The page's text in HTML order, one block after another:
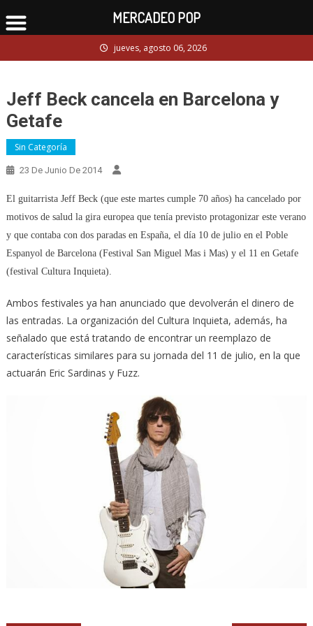
to
jueves, agosto 06, 2026
Jeff Beck cancela en Barcelona y
Getafe
Sin Categoría
23 De Junio De 2014
El guitarrista Jeff Beck (que este martes cumple 70 años) ha cancelado por
motivos de salud la gira europea que tenía previsto protagonizar este verano
y que contaba con dos paradas en España, el día 10 de julio en el Poble
Espanyol de Barcelona (Festival San Miguel Mas i Mas) y el 11 en Getafe
(festival Cultura Inquieta).
Ambos festivales ya han anunciado que devolverán el dinero de
las entradas. La organización del Cultura Inquieta, además, ha
señalado que está tratando de encontrar un reemplazo de
características similares para su jornada del 11 de julio, en la que
actuarán Eric Sardinas y Fuzz.
MERCADEO POP